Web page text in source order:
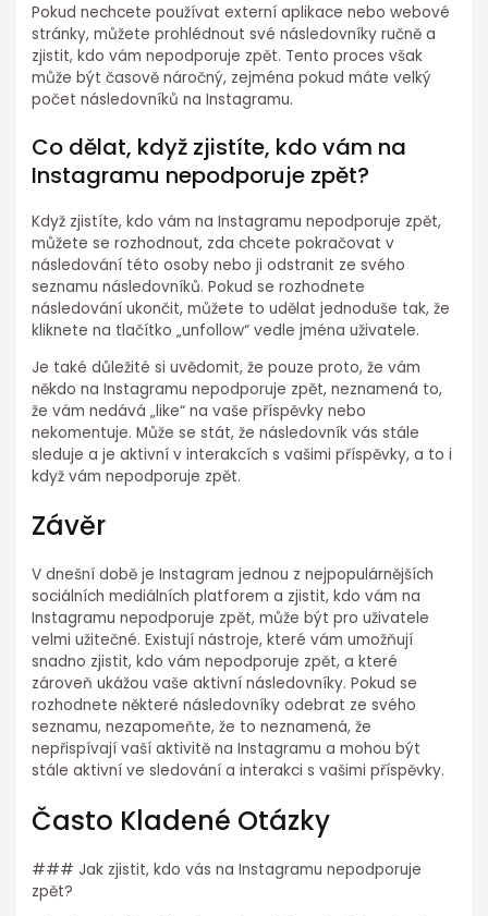
Pokud nechcete používat externí aplikace nebo webové
stránky, můžete prohlédnout své následovníky ručně a
zjistit, kdo vám nepodporuje zpět. Tento proces však
může být časově náročný, zejména pokud máte velký
počet následovníků na Instagramu.
Co dělat, když zjistíte, kdo vám na
Instagramu nepodporuje zpět?
Když zjistíte, kdo vám na Instagramu nepodporuje zpět,
můžete se rozhodnout, zda chcete pokračovat v
následování této osoby nebo ji odstranit ze svého
seznamu následovníků. Pokud se rozhodnete
následování ukončit, můžete to udělat jednoduše tak, že
kliknete na tlačítko „unfollow“ vedle jména uživatele.
Je také důležité si uvědomit, že pouze proto, že vám
někdo na Instagramu nepodporuje zpět, neznamená to,
že vám nedává „like“ na vaše příspěvky nebo
nekomentuje. Může se stát, že následovník vás stále
sleduje a je aktivní v interakcích s vašimi příspěvky, a to i
když vám nepodporuje zpět.
Závěr
V dnešní době je Instagram jednou z nejpopulárnějších
sociálních mediálních platforem a zjistit, kdo vám na
Instagramu nepodporuje zpět, může být pro uživatele
velmi užitečné. Existují nástroje, které vám umožňují
snadno zjistit, kdo vám nepodporuje zpět, a které
zároveň ukážou vaše aktivní následovníky. Pokud se
rozhodnete některé následovníky odebrat ze svého
seznamu, nezapomeňte, že to neznamená, že
nepřispívají vaší aktivitě na Instagramu a mohou být
stále aktivní ve sledování a interakci s vašimi příspěvky.
Často Kladené Otázky
### Jak zjistit, kdo vás na Instagramu nepodporuje
zpět?